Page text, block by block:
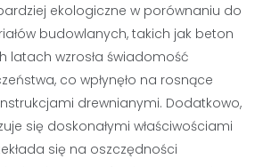
ekologiczne w porównaniu do
budowlanych, takich jak beton
latach wzrosła świadomość
co wpłynęło na rosnące
drewnianymi. Dodatkowo,
się doskonałymi właściwościami
się na oszczędności